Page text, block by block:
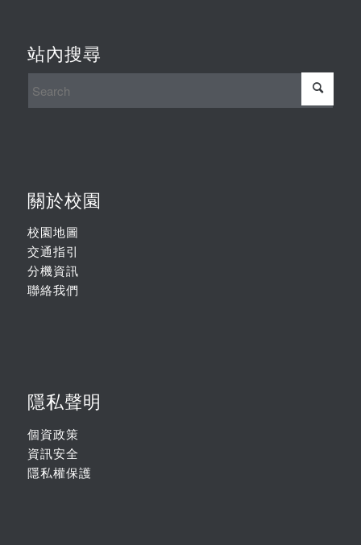
站內搜尋
關於校園
校園地圖
交通指引
分機資訊
聯絡我們
隱私聲明
個資政策
資訊安全
隱私權保護